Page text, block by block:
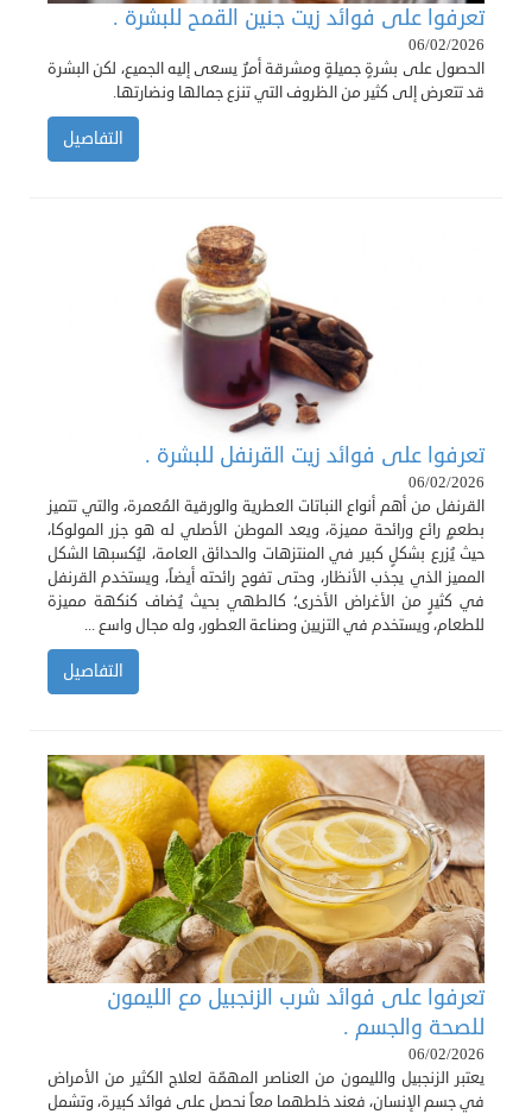
تعرفوا على فوائد زيت جنين القمح للبشرة .
06/02/2026
الحصول على بشرةٍ جميلةٍ ومشرقة أمرٌ يسعى إليه الجميع، لكن البشرة
قد تتعرض إلى كثير من الظروف التي تنزع جمالها ونضارتها.
التفاصيل
تعرفوا على فوائد زيت القرنفل للبشرة .
06/02/2026
القرنفل من أهم أنواع النباتات العطرية والورقية المُعمرة، والتي تتميز
بطعمٍ رائع ورائحة مميزة، ويعد الموطن الأصلي له هو جزر المولوكا،
حيث يُزرع بشكلٍ كبير في المنتزهات والحدائق العامة، ليُكسبها الشكل
المميز الذي يجذب الأنظار، وحتى تفوح رائحته أيضاً، ويستخدم القرنفل
في كثيرٍ من الأغراض الأخرى؛ كالطهي بحيث يُضاف كنكهة مميزة
للطعام، ويستخدم في التزيين وصناعة العطور، وله مجال واسع ...
التفاصيل
تعرفوا على فوائد شرب الزنجبيل مع الليمون
للصحة والجسم .
06/02/2026
يعتبر الزنجبيل والليمون من العناصر المهمّة لعلاج الكثير من الأمراض
في جسم الإنسان، فعند خلطهما معاً نحصل على فوائد كبيرة، وتشمل